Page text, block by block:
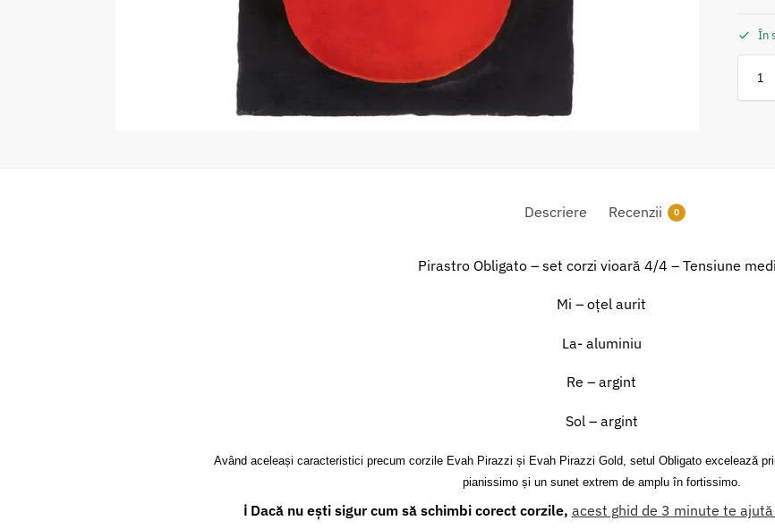
În
Descriere Recenzii 0
Pirastro Obligato – set corzi vioară 4/4 – Tensiune
Mi – oțel aurit
La- aluminiu
Re – argint
Sol – argint
Având aceleași caracteristici precum corzile Evah Pirazzi și Evah Pirazzi Gold, setul Obligato excelează
pianissimo și un sunet extrem de amplu în fortissimo.
ℹ️ Dacă nu ești sigur cum să schimbi corect corzile, acest ghid de 3 minute te